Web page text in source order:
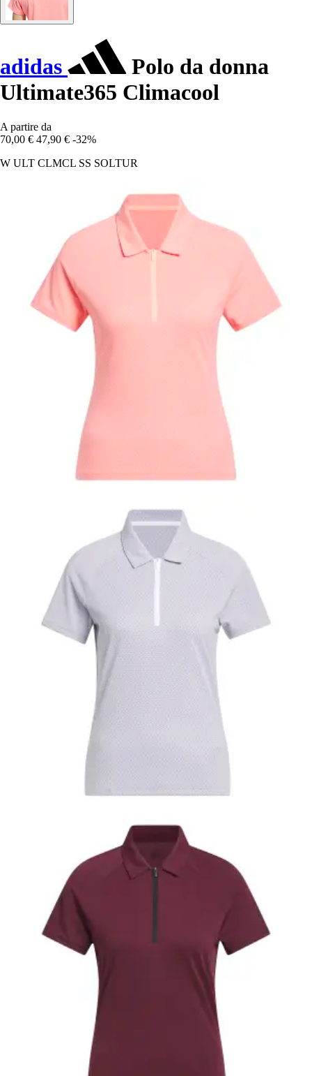
adidas
Polo da donna
Ultimate365 Climacool
A partire da
70,00 € 47,90 € -32%
W ULT CLMCL SS SOLTUR